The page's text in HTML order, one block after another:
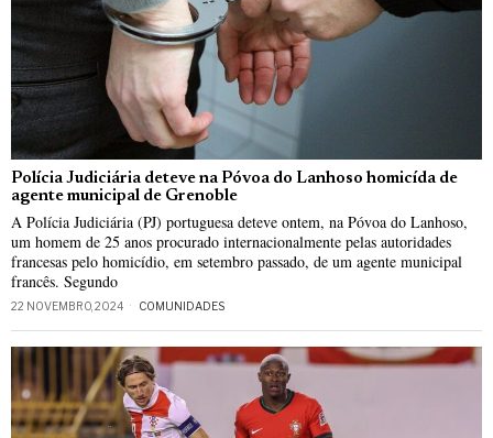
Polícia Judiciária deteve na Póvoa do Lanhoso homicída de
agente municipal de Grenoble
A Polícia Judiciária (PJ) portuguesa deteve ontem, na Póvoa do Lanhoso,
um homem de 25 anos procurado internacionalmente pelas autoridades
francesas pelo homicídio, em setembro passado, de um agente municipal
francês. Segundo
22 NOVEMBRO, 2024 COMUNIDADES